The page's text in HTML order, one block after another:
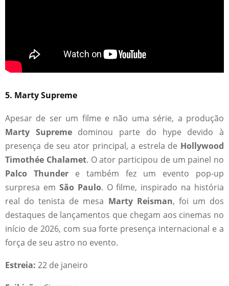
5. Marty Supreme
Apesar de ser um filme e não uma série, a produção
Marty Supremedominou parte do hype devido à
presença de seu ator principal, a estrela de Hollywood
Timothée Chalamet. O ator participou de um painel no
Palco Thunder e também fez um evento pop-up
surpresa em São Paulo. O filme, inspirado na história
real do tenista de mesa Marty Reisman, foi um dos
destaques de lançamentos que chegam aos cinemas no
início de 2026, com sua forte presença internacional e a
força de seu astro no evento.
Estreia: 22 de janeiro